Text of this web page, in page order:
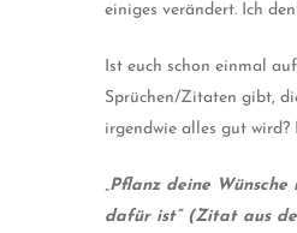
einiges verändert. Ich
Ist euch schon einmal
Sprüchen/Zitaten gibt,
irgendwie alles gut wird?
„Pflanz deine
dafür ist“ (Zitat aus